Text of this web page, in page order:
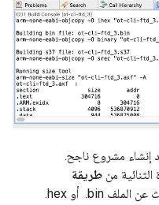
إنشاء مشروع ناجح.
طريقة
. ابحث عن الملف ‎ .bin أو ‎.hex